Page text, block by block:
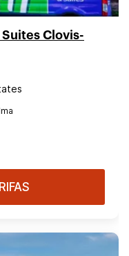
Suites Clovis-